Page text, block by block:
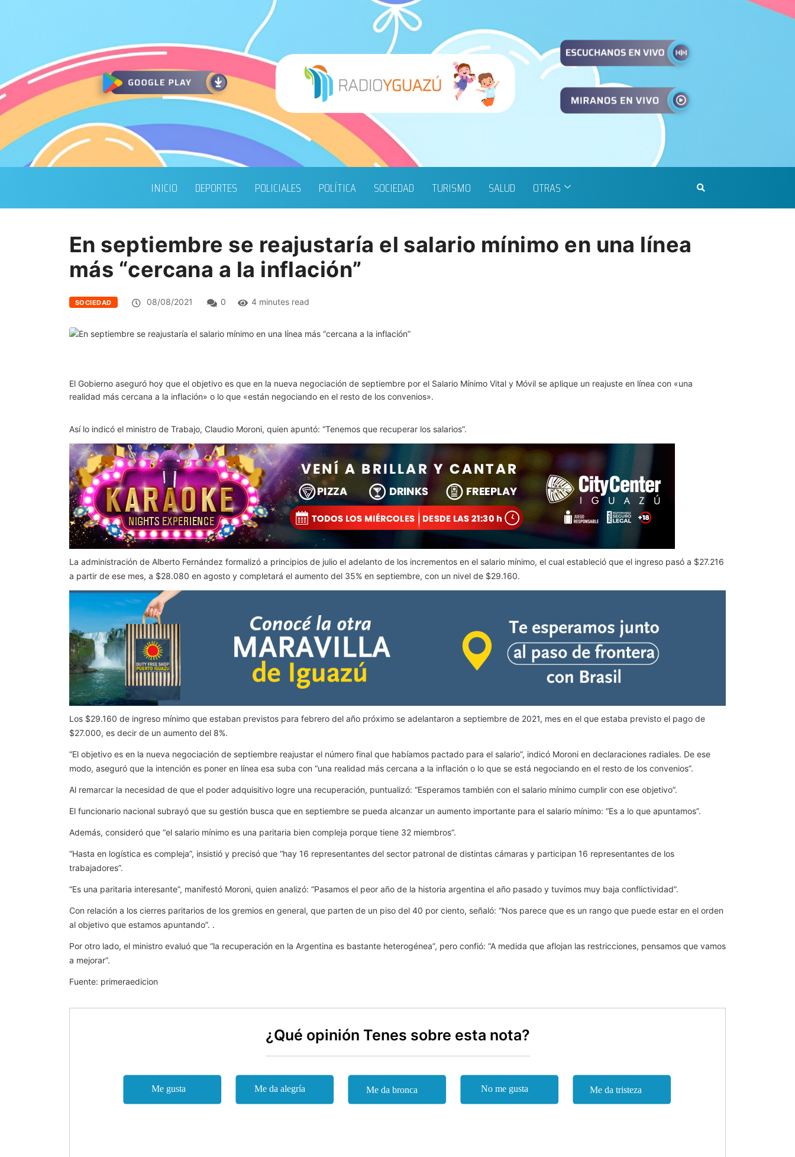
INICIO DEPORTES POLICIALES POLÍTICA SOCIEDAD TURISMO SALUD OTRAS
En septiembre se reajustaría el salario mínimo en una línea
más “cercana a la inflación”
SOCIEDAD 08/08/2021 0 4 minutes read
El Gobierno aseguró hoy que el objetivo es que en la nueva negociación de septiembre por el Salario Mínimo Vital y Móvil se aplique un reajuste en línea con «una
realidad más cercana a la inflación» o lo que «están negociando en el resto de los convenios».
Así lo indicó el ministro de Trabajo, Claudio Moroni, quien apuntó: “Tenemos que recuperar los salarios”.
La administración de Alberto Fernández formalizó a principios de julio el adelanto de los incrementos en el salario mínimo, el cual estableció que el ingreso pasó a $27.216
a partir de ese mes, a $28.080 en agosto y completará el aumento del 35% en septiembre, con un nivel de $29.160.
Los $29.160 de ingreso mínimo que estaban previstos para febrero del año próximo se adelantaron a septiembre de 2021, mes en el que estaba previsto el pago de
$27.000, es decir de un aumento del 8%.
“El objetivo es en la nueva negociación de septiembre reajustar el número final que habíamos pactado para el salario”, indicó Moroni en declaraciones radiales. De ese
modo, aseguró que la intención es poner en línea esa suba con “una realidad más cercana a la inflación o lo que se está negociando en el resto de los convenios”.
Al remarcar la necesidad de que el poder adquisitivo logre una recuperación, puntualizó: “Esperamos también con el salario mínimo cumplir con ese objetivo”.
El funcionario nacional subrayó que su gestión busca que en septiembre se pueda alcanzar un aumento importante para el salario mínimo: “Es a lo que apuntamos”.
Además, consideró que “el salario mínimo es una paritaria bien compleja porque tiene 32 miembros”.
“Hasta en logística es compleja”, insistió y precisó que “hay 16 representantes del sector patronal de distintas cámaras y participan 16 representantes de los
trabajadores”.
“Es una paritaria interesante”, manifestó Moroni, quien analizó: “Pasamos el peor año de la historia argentina el año pasado y tuvimos muy baja conflictividad”.
Con relación a los cierres paritarios de los gremios en general, que parten de un piso del 40 por ciento, señaló: “Nos parece que es un rango que puede estar en el orden
al objetivo que estamos apuntando”. .
Por otro lado, el ministro evaluó que “la recuperación en la Argentina es bastante heterogénea”, pero confió: “A medida que aflojan las restricciones, pensamos que vamos
a mejorar”.
Fuente: primeraedicion
¿Qué opinión Tenes sobre esta nota?